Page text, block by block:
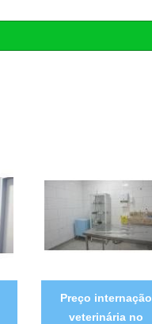
Preço internação
veterinária no